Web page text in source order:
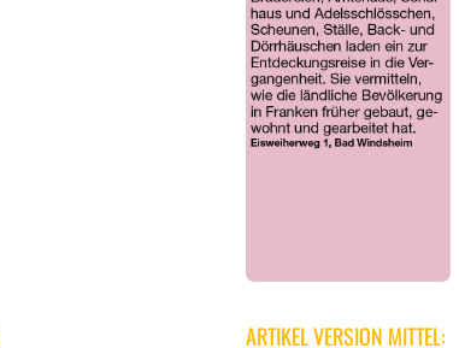
ARTIKEL VERSION MITTEL: